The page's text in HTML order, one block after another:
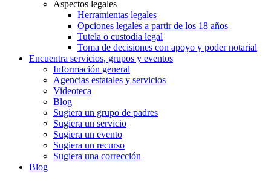
Aspectos legales
Herramientas legales
Opciones legales a partir de los 18 años
Tutela o custodia legal
Toma de decisiones con apoyo y poder notarial
Encuentra servicios, grupos y eventos
Información general
Agencias estatales y servicios
Videoteca
Blog
Sugiera un grupo de padres
Sugiera un servicio
Sugiera un evento
Sugiera un recurso
Sugiera una corrección
Blog